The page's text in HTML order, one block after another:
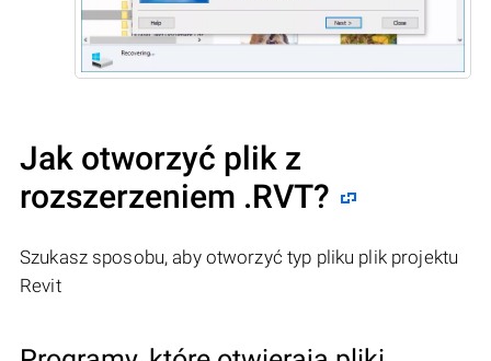
Jak otworzyć plik z
rozszerzeniem .RVT?
Szukasz sposobu, aby otworzyć typ pliku plik projektu
Revit